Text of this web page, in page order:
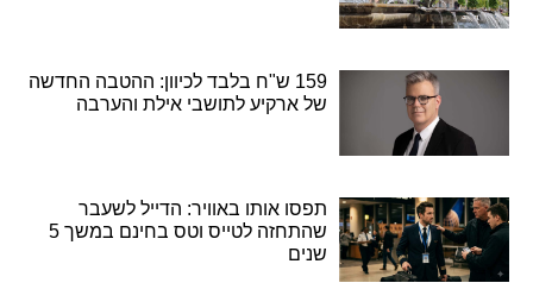
159 ש"ח בלבד לכיוון: ההטבה החדשה
של ארקיע לתושבי אילת והערבה
תפסו אותו באוויר: הדייל לשעבר
שהתחזה לטייס וטס בחינם במשך 5
שנים